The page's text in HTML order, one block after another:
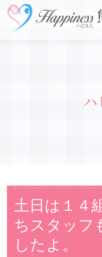
土日は１４
ちスタッフ
したよ。